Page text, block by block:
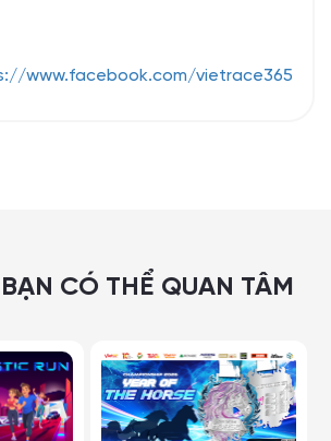
www.facebook.com/vietrace365
CÓ THỂ QUAN TÂM